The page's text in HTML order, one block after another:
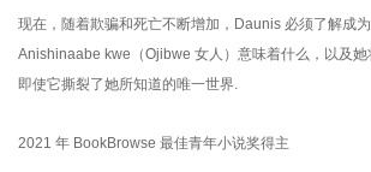
现在，随着欺骗和死亡不断增加，Daunis 必须了解成
Anishinaabe kwe（Ojibwe 女人）意味着什么，以及她
即使它撕裂了她所知道的唯一世界.
2021 年 BookBrowse 最佳青年小说奖得主